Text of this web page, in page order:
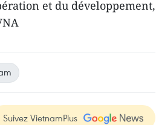
et du développement,
Suivez VietnamPlus